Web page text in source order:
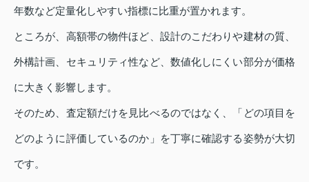
年数など定量化しやすい指標に比重が置かれます。
ところが、高額帯の物件ほど、設計のこだわりや建材の質、
外構計画、セキュリティ性など、数値化しにくい部分が価格
に大きく影響します。
そのため、査定額だけを見比べるのではなく、「どの項目を
どのように評価しているのか」を丁寧に確認する姿勢が大切
です。